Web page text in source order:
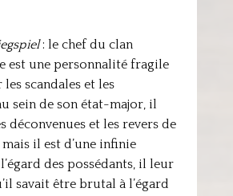
: le chef du clan
est une personnalité fragile
scandales et les
sein de son état-major, il
déconvenues et les revers de
il est d’une infinie
des possédants, il leur
savait être brutal à l’égard